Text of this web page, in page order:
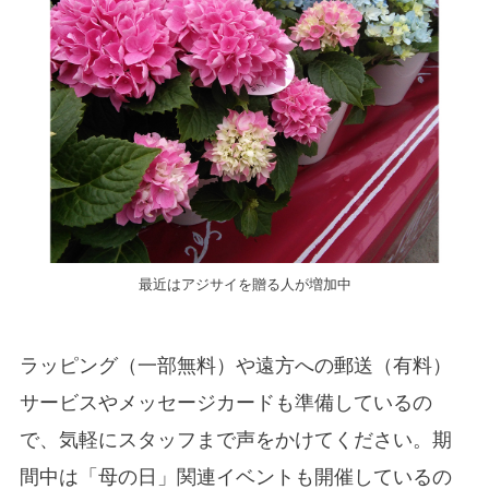
最近はアジサイを贈る人が増加中
ラッピング（一部無料）や遠方への郵送（有料）
サービスやメッセージカードも準備しているの
で、気軽にスタッフまで声をかけてください。期
間中は「母の日」関連イベントも開催しているの